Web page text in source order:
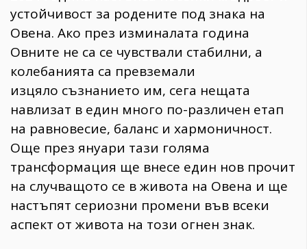
устойчивост за родените под знака на
Овена. Ако през изминалата година
Овните не са се чувствали стабилни, а
колебанията са превземали
изцяло съзнанието им, сега нещата
навлизат в един много по-различен етап
на равновесие, баланс и хармоничност.
Още през януари тази голяма
трансформация ще внесе един нов прочит
на случващото се в живота на Овена и ще
настъпят сериозни промени във всеки
аспект от живота на този огнен знак.